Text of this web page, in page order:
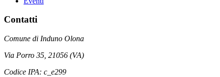
Contatti
Comune di Induno Olona
Via Porro 35, 21056 (VA)
Codice IPA: c_e299